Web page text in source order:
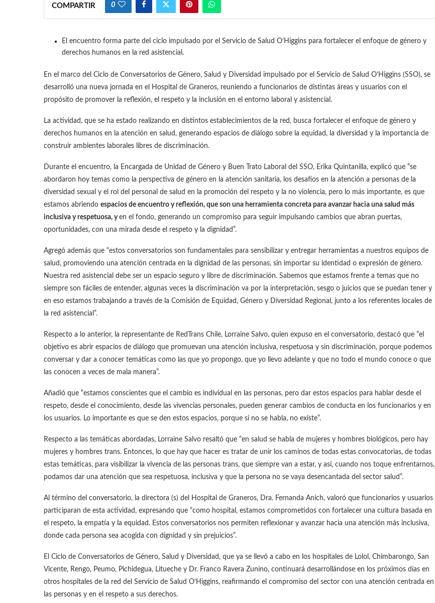
COMPARTIR 0
El encuentro forma parte del ciclo impulsado por el Servicio de Salud O’Higgins para fortalecer el enfoque de género y
derechos humanos en la red asistencial.
En el marco del Ciclo de Conversatorios de Género, Salud y Diversidad impulsado por el Servicio de Salud O’Higgins (SSO), se
desarrolló una nueva jornada en el Hospital de Graneros, reuniendo a funcionarios de distintas áreas y usuarios con el
propósito de promover la reflexión, el respeto y la inclusión en el entorno laboral y asistencial.
La actividad, que se ha estado realizando en distintos establecimientos de la red, busca fortalecer el enfoque de género y
derechos humanos en la atención en salud, generando espacios de diálogo sobre la equidad, la diversidad y la importancia de
construir ambientes laborales libres de discriminación.
Durante el encuentro, la Encargada de Unidad de Género y Buen Trato Laboral del SSO, Erika Quintanilla, explicó que “se
abordaron hoy temas como la perspectiva de género en la atención sanitaria, los desafíos en la atención a personas de la
diversidad sexual y el rol del personal de salud en la promoción del respeto y la no violencia, pero lo más importante, es que
estamos abriendo espacios de encuentro y reflexión, que son una herramienta concreta para avanzar hacia una salud más
inclusiva y respetuosa, yen el fondo, generando un compromiso para seguir impulsando cambios que abran puertas,
oportunidades, con una mirada desde el respeto y la dignidad”.
Agregó además que “estos conversatorios son fundamentales para sensibilizar y entregar herramientas a nuestros equipos de
salud, promoviendo una atención centrada en la dignidad de las personas, sin importar su identidad o expresión de género.
Nuestra red asistencial debe ser un espacio seguro y libre de discriminación. Sabemos que estamos frente a temas que no
siempre son fáciles de entender, algunas veces la discriminación va por la interpretación, sesgo o juicios que se puedan tener y
en eso estamos trabajando a través de la Comisión de Equidad, Género y Diversidad Regional, junto a los referentes locales de
la red asistencial”.
Respecto a lo anterior, la representante de RedTrans Chile, Lorraine Salvo, quien expuso en el conversatorio, destacó que “el
objetivo es abrir espacios de diálogo que promuevan una atención inclusiva, respetuosa y sin discriminación, porque podemos
conversar y dar a conocer temáticas como las que yo propongo, que yo llevo adelante y que no todo el mundo conoce o que
las conocen a veces de mala manera”.
Añadió que “estamos conscientes que el cambio es individual en las personas, pero dar estos espacios para hablar desde el
respeto, desde el conocimiento, desde las vivencias personales, pueden generar cambios de conducta en los funcionarios y en
los usuarios. Lo importante es que se den estos espacios, porque si no se habla, no existe”.
Respecto a las temáticas abordadas, Lorraine Salvo resaltó que “en salud se habla de mujeres y hombres biológicos, pero hay
mujeres y hombres trans. Entonces, lo que hay que hacer es tratar de unir los caminos de todas estas convocatorias, de todas
estas temáticas, para visibilizar la vivencia de las personas trans, que siempre van a estar, y así, cuando nos toque enfrentarnos,
podamos dar una atención que sea respetuosa, inclusiva y que la persona no se vaya desencantada del sector salud”.
Al término del conversatorio, la directora (s) del Hospital de Graneros, Dra. Fernanda Anich, valoró que funcionarios y usuarios
participaran de esta actividad, expresando que “como hospital, estamos comprometidos con fortalecer una cultura basada en
el respeto, la empatía y la equidad. Estos conversatorios nos permiten reflexionar y avanzar hacia una atención más inclusiva,
donde cada persona sea acogida con dignidad y sin prejuicios”.
El Ciclo de Conversatorios de Género, Salud y Diversidad, que ya se llevó a cabo en los hospitales de Lolol, Chimbarongo, San
Vicente, Rengo, Peumo, Pichidegua, Litueche y Dr. Franco Ravera Zunino, continuará desarrollándose en los próximos días en
otros hospitales de la red del Servicio de Salud O’Higgins, reafirmando el compromiso del sector con una atención centrada en
las personas y en el respeto a sus derechos.